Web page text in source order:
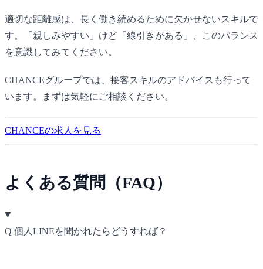
適切な距離感は、長く働き続めるために欠かせないスキルで
す。「親しみやすい」けど「線引きがある」、このバランス
を意識してみてください。
CHANCEグループでは、接客スキルのアドバイスも行って
います。まずは気軽にご相談ください。
CHANCEの求人を見る
よくある質問（FAQ）
Q 個人LINEを聞かれたらどうすれば？